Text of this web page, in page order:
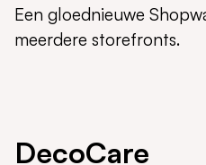
Een gloednieuwe
meerdere storefronts.
DecoCare